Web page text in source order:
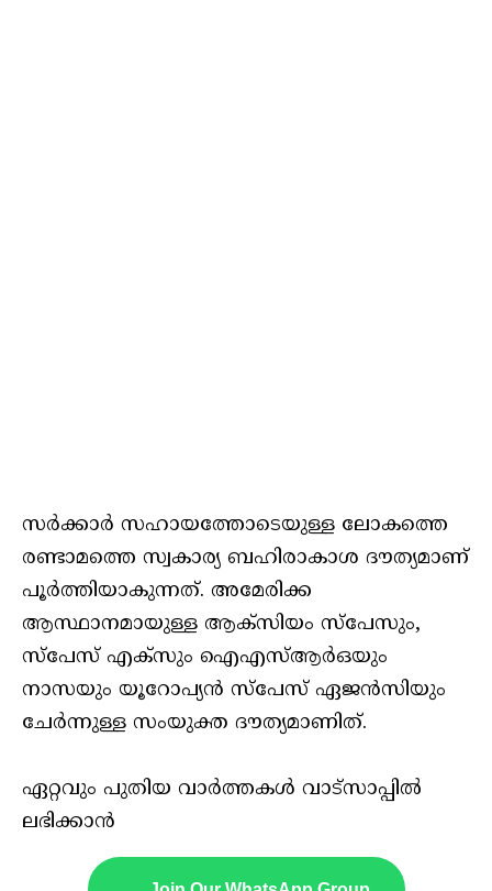
സര്‍ക്കാര്‍ സഹായത്തോടെയുള്ള ലോകത്തെ
രണ്ടാമത്തെ സ്വകാര്യ ബഹിരാകാശ ദൗത്യമാണ്
പൂര്‍ത്തിയാകുന്നത്. അമേരിക്ക
ആസ്ഥാനമായുള്ള ആക്‌സിയം സ്‌പേസും,
സ്‌പേസ് എക്‌സും ഐഎസ്ആര്‍ഒയും
നാസയും യൂറോപ്യന്‍ സ്‌പേസ് ഏജന്‍സിയും
ചേര്‍ന്നുള്ള സംയുക്ത ദൗത്യമാണിത്.
ഏറ്റവും പുതിയ വാർത്തകൾ വാട്സാപ്പിൽ
ലഭിക്കാൻ